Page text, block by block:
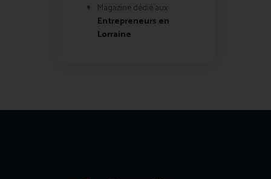
Magazine dédié aux
Entrepreneurs en
Lorraine